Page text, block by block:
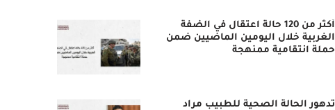
أكثر من 120 حالة اعتقال في الضفة
الغربية خلال اليومين الماضيين ضمن
حملة انتقامية ممنهجة
تدهور الحالة الصحية للطبيب مراد